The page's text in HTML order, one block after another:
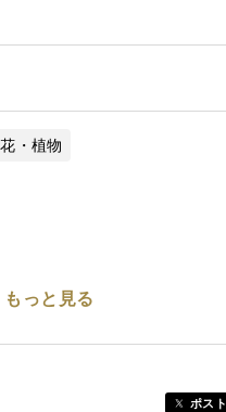
・植物
もっと見る
ポスト